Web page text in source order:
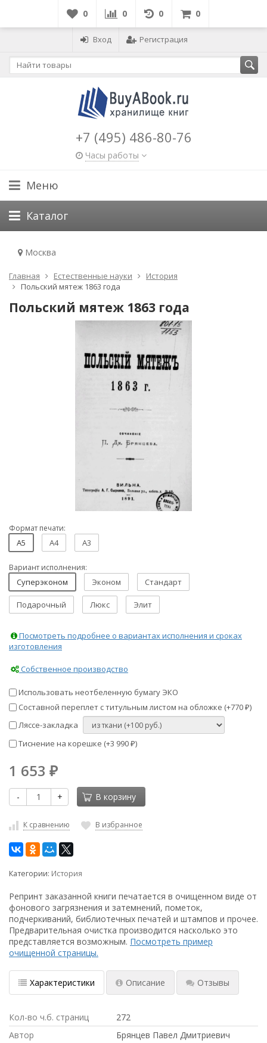
0 0 0 0
Вход Регистрация
+7 (495) 486-80-76
Часы работы
Меню
Каталог
Москва
Главная Естественные науки
История
Польский мятеж 1863 года
Польский мятеж 1863 года
Формат печати:
A5 A4 A3
Вариант исполнения:
Суперэконом Эконом Стандарт
Подарочный Люкс Элит
Посмотреть подробнее о вариантах исполнения и сроках
изготовления
Собственное производство
Использовать неотбеленную бумагу ЭКО
Составной переплет с титульным листом на обложке (+770 ₽)
Ляссе-закладка
Тиснение на корешке (+3 990 ₽)
1 653 ₽
- + В корзину
К сравнению В избранное
Категории: История
Репринт заказанной книги печатается в очищенном виде от
фонового загрязнения и затемнений, пометок,
подчеркиваний, библиотечных печатей и штампов и прочее.
Предварительная очистка производится насколько это
представляется возможным. Посмотреть пример
очищенной страницы.
Характеристики Описание Отзывы
Кол-во ч.б. страниц
272
Автор
Брянцев Павел Дмитриевич